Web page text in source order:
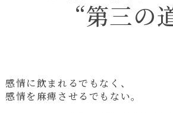
“第三の
感情に飲まれるでもなく、
感情を麻痺させるでもない。